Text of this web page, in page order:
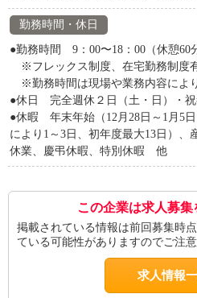
勤務時間・休日
●勤務時間 9：00〜18：00（休憩60
※フレックス制度、在宅勤務制度
※勤務時間は現場や業務内容によ
●休日 完全週休２日（土・日）・祝
●休暇 年末年始（12月28日～1月5
により1～3日、初年度最大13日）、
休業、慶弔休暇、特別休暇 他
この企業は求人募
掲載されている情報は前回募集時
ている可能性がありますのでご注意
求人情報